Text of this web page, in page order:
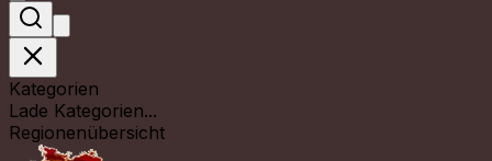
Kategorien
Lade Kategorien...
Regionenübersicht